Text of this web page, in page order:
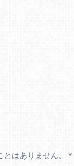
はありません。 *